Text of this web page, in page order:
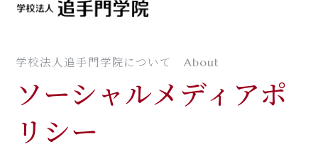
学校法人追手門学院について About
ソーシャルメディアポ
リシー